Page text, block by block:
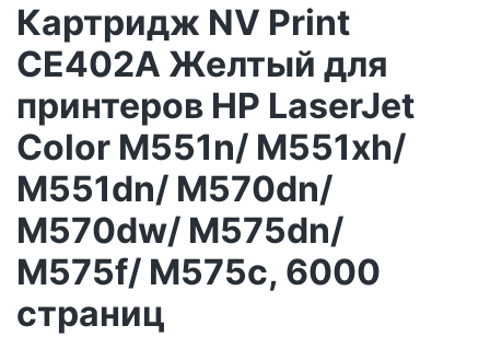
Картридж NV Print
CE402A Желтый для
принтеров HP LaserJet
Color M551n/ M551xh/
M551dn/ M570dn/
M570dw/ M575dn/
M575f/ M575c, 6000
страниц